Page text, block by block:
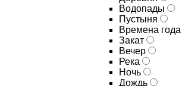
Водопады
Пустыня
Времена года
Закат
Вечер
Река
Ночь
Дождь